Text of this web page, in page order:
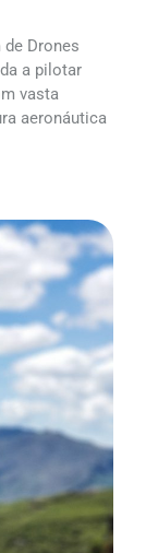
Drones
a pilotar
vasta
aeronáutica